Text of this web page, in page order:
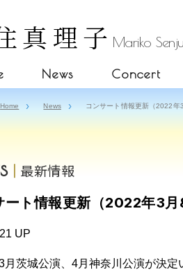
真理子 Mariko
News Concert
Home News コンサート情報更新（2022年
最新情報
ート情報更新（2022年3月
UP
月茨城公演、4月神奈川公演が決定